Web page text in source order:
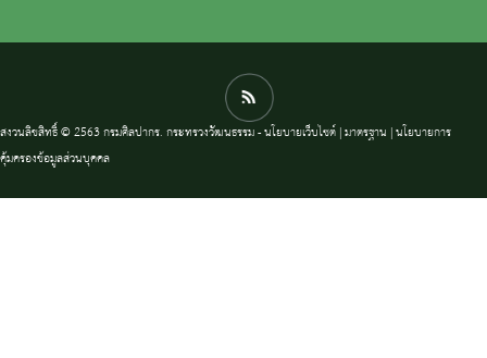
สงวนลิขสิทธิ์ © 2563 กรมศิลปากร. กระทรวงวัฒนธรรม -นโยบายเว็บไซต์|มาตรฐาน |นโยบายการ
คุ้มครองข้อมูลส่วนบุคคล